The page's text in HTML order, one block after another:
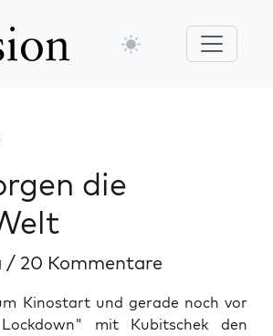
die
/ 20 Kommentare
Kinostart und gerade noch vor
mit Kubitschek den